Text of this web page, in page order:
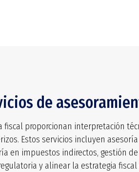
de
fiscal proporcionan interpretación
Estos servicios incluyen
en impuestos indirectos, gestión
y alinear la estrategia